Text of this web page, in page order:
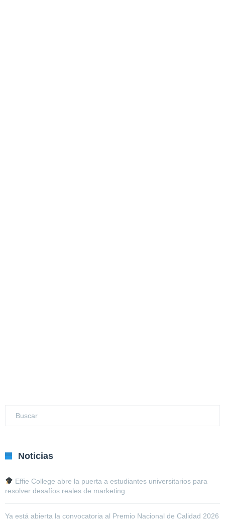
Noticias
Effie College abre la puerta a estudiantes universitarios para
resolver desafíos reales de marketing
Ya está abierta la convocatoria al Premio Nacional de Calidad 2026